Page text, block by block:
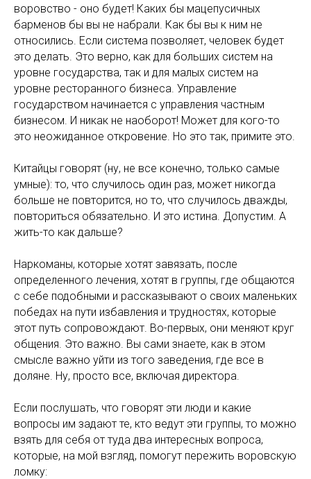
воровство - оно будет! Каких бы мацепусичных
барменов бы вы не набрали. Как бы вы к ним не
относились. Если система позволяет, человек будет
это делать. Это верно, как для больших систем на
уровне государства, так и для малых систем на
уровне ресторанного бизнеса. Управление
государством начинается с управления частным
бизнесом. И никак не наоборот! Может для кого-то
это неожиданное откровение. Но это так, примите это.
Китайцы говорят (ну, не все конечно, только самые
умные): то, что случилось один раз, может никогда
больше не повторится, но то, что случилось дважды,
повториться обязательно. И это истина. Допустим. А
жить-то как дальше?
Наркоманы, которые хотят завязать, после
определенного лечения, хотят в группы, где общаются
с себе подобными и рассказывают о своих маленьких
победах на пути избавления и трудностях, которые
этот путь сопровождают. Во-первых, они меняют круг
общения. Это важно. Вы сами знаете, как в этом
смысле важно уйти из того заведения, где все в
доляне. Ну, просто все, включая директора.
Если послушать, что говорят эти люди и какие
вопросы им задают те, кто ведут эти группы, то можно
взять для себя от туда два интересных вопроса,
которые, на мой взгляд, помогут пережить воровскую
ломку: